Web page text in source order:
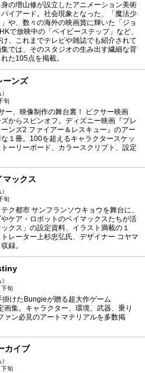
の増山修が設立したアニメーション美術
イアード。社会現象となった、「魔法少
や、数々の海外の映画賞に輝いた「ジョ
で放映中の「ベイビーステップ」など、
、これまでテレビや雑誌でも紹介されて
では、そのスタジオの生み出す繊細な背
た105点を掲載。
ンズ
旬
ー、映像制作の舞台裏！ ピクサー映画
ズからスピンオフ。ディズニー映画『プレ
ンズ2 ファイアー＆レスキュー』のアー
な１冊。100を超えるキャラクタースケッ
ーリーボード、カラースクリプト、設定
ックス
旬
ク都市 サンフランソウキョウを舞台に、
ケア・ロボットのベイマックスたちが活
クス」の設定資料、イラスト満載の１
レーター上杉忠弘氏、デザイナー コヤマ
録。
旬
掛けたBungieが贈る超大作ゲーム
画集。キャラクター、環境、武器、乗り
ァン必見のアートマテリアルを多数掲
カイブ
旬